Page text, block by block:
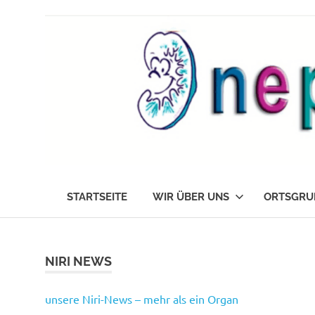
nephrokids
Nordrhein-
Westafalen
STARTSEITE WIR ÜBER UNS
NIRI NEWS
unsere Niri-News – mehr als ein Organ